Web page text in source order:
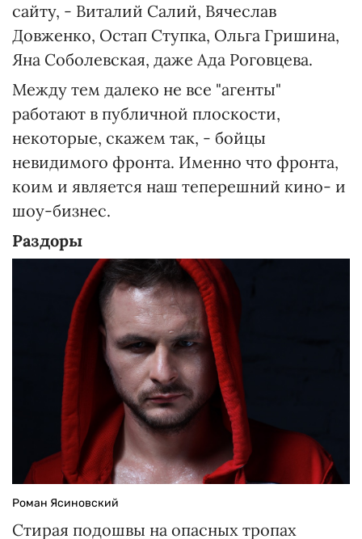
сайту, - Виталий Салий, Вячеслав
Довженко, Остап Ступка, Ольга Гришина,
Яна Соболевская, даже Ада Роговцева.
Между тем далеко не все "агенты"
работают в публичной плоскости,
некоторые, скажем так, - бойцы
невидимого фронта. Именно что фронта,
коим и является наш теперешний кино- и
шоу-бизнес.
Раздоры
Роман Ясиновский
Стирая подошвы на опасных тропах